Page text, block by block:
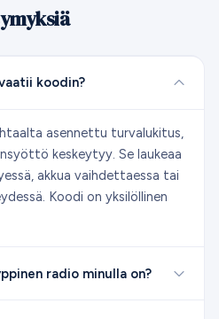
koodin?
asennettu turvalukitus,
keskeytyy. Se laukeaa
akkua vaihdettaessa tai
Koodi on yksilöllinen
radio minulla on?